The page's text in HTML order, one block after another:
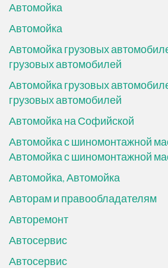
Автомойка
Автомойка
Автомойка грузовых
грузовых автомобилей
Автомойка грузовых
грузовых автомобилей
Автомойка на Софийской
Автомойка с шиномонтажной
Автомойка с шиномонтажной
Автомойка, Автомойка
Авторам и правообладателям
Авторемонт
Автосервис
Автосервис